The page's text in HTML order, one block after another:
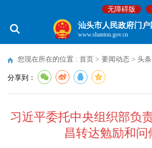
无障碍版
汕头市人民政府门户
www.shantou.gov.cn
您现在所在的位置 : 首页 > 要闻动态 > 头条
分享到：
习近平委托中央组织部负
昌转达勉励和问